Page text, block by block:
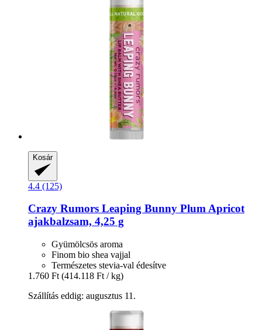
Kosár
4.4 (125)
Crazy Rumors Leaping Bunny Plum Apricot
ajakbalzsam, 4,25 g
Gyümölcsös aroma
Finom bio shea vajjal
Természetes stevia-val édesítve
1.760 Ft (414.118 Ft / kg)
Szállítás eddig: augusztus 11.